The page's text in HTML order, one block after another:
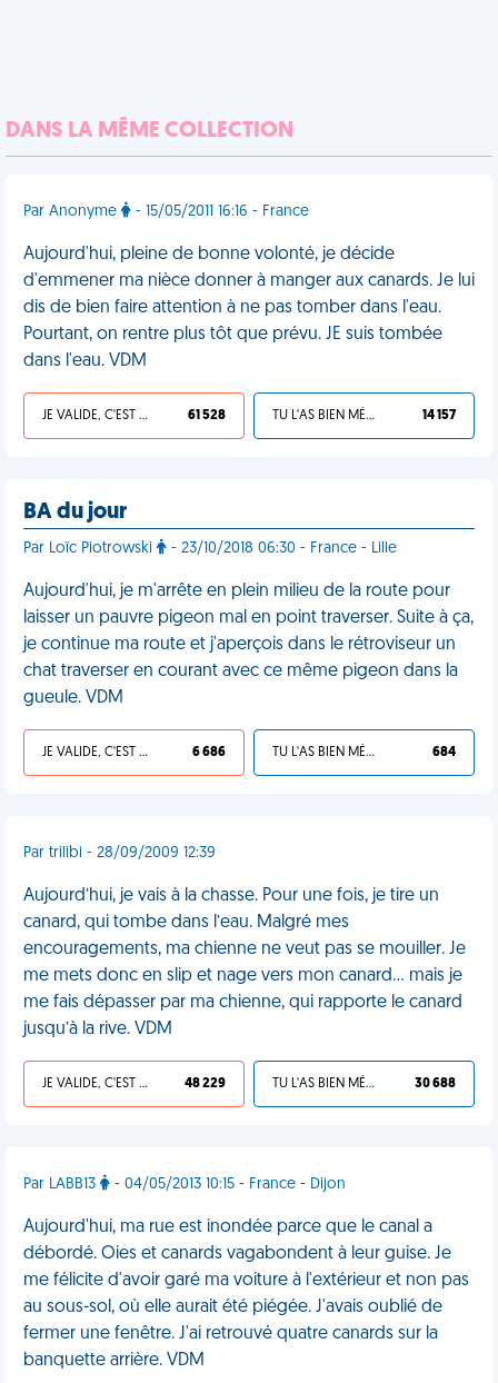
DANS LA MÊME COLLECTION
Par Anonyme - 15/05/2011 16:16 - France
Aujourd'hui, pleine de bonne volonté, je décide
d'emmener ma nièce donner à manger aux canards. Je lui
dis de bien faire attention à ne pas tomber dans l'eau.
Pourtant, on rentre plus tôt que prévu. JE suis tombée
dans l'eau. VDM
JE VALIDE, C'EST UNE VDM 61 528 TU L'AS BIEN MÉRITÉ 14 157
BA du jour
Par Loïc Piotrowski - 23/10/2018 06:30 - France - Lille
Aujourd'hui, je m'arrête en plein milieu de la route pour
laisser un pauvre pigeon mal en point traverser. Suite à ça,
je continue ma route et j'aperçois dans le rétroviseur un
chat traverser en courant avec ce même pigeon dans la
gueule. VDM
JE VALIDE, C'EST UNE VDM 6 686 TU L'AS BIEN MÉRITÉ 684
Par trilibi - 28/09/2009 12:39
Aujourd’hui, je vais à la chasse. Pour une fois, je tire un
canard, qui tombe dans l’eau. Malgré mes
encouragements, ma chienne ne veut pas se mouiller. Je
me mets donc en slip et nage vers mon canard... mais je
me fais dépasser par ma chienne, qui rapporte le canard
jusqu’à la rive. VDM
JE VALIDE, C'EST UNE VDM 48 229 TU L'AS BIEN MÉRITÉ 30 688
Par LABB13 - 04/05/2013 10:15 - France - Dijon
Aujourd'hui, ma rue est inondée parce que le canal a
débordé. Oies et canards vagabondent à leur guise. Je
me félicite d'avoir garé ma voiture à l'extérieur et non pas
au sous-sol, où elle aurait été piégée. J'avais oublié de
fermer une fenêtre. J'ai retrouvé quatre canards sur la
banquette arrière. VDM